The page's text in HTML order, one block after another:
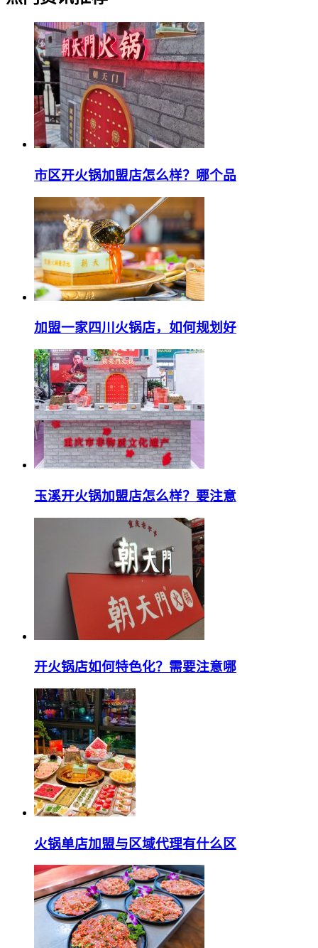
市区开火锅加盟店怎么样？哪个品
加盟一家四川火锅店，如何规划好
玉溪开火锅加盟店怎么样？要注意
开火锅店如何特色化？需要注意哪
火锅单店加盟与区域代理有什么区